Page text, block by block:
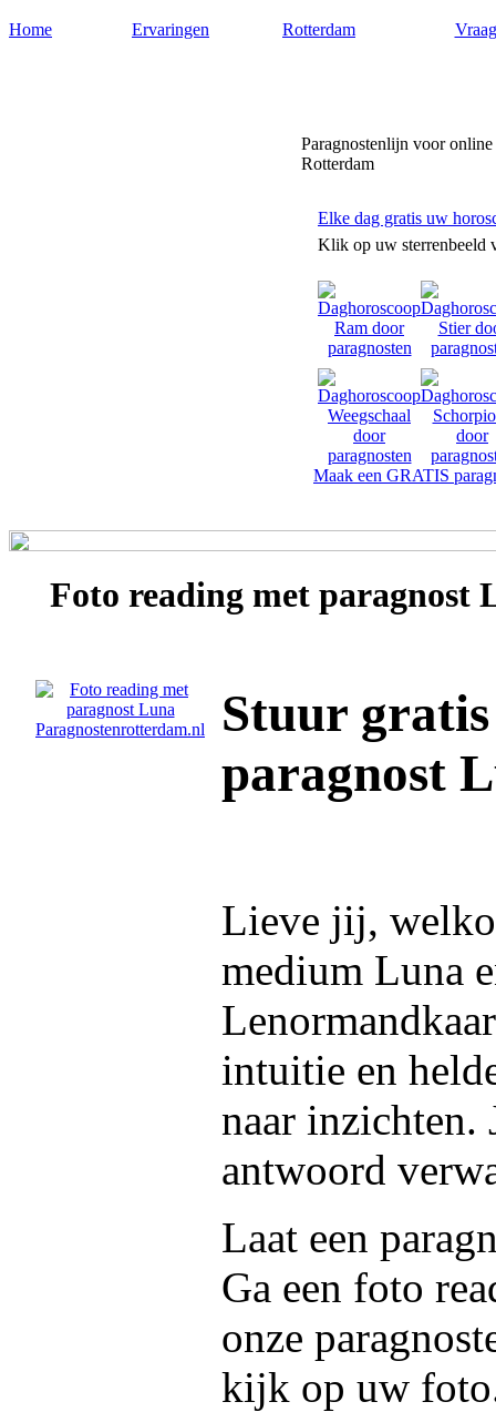
Home Ervaringen Rotterdam
Paragnostenlijn voor
Rotterdam
Elke dag gratis uw
Klik op uw sterrenbeeld
Maak een GRATIS
Foto reading met paragnost
Stuur
paragnost
Lieve jij,
medium Luna
intuitie en
naar inzichten.
antwoord
Laat een
Ga een foto
onze
kijk op uw